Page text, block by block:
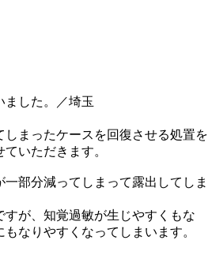
ました。／埼玉
まったケースを回復させる処置を
いただきます。
部分減ってしまって露出してしま
すが、知覚過敏が生じやすくもな
なりやすくなってしまいます。